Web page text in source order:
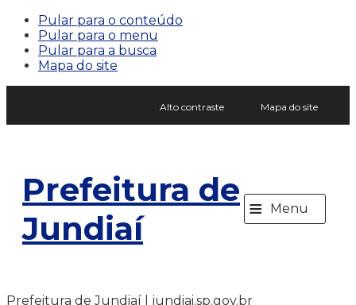
Pular para o conteúdo
Pular para o menu
Pular para a busca
Mapa do site
Alto contraste Mapa do site
Prefeitura de
Jundiaí
≡ Menu
Prefeitura de Jundiaí | jundiai.sp.gov.br